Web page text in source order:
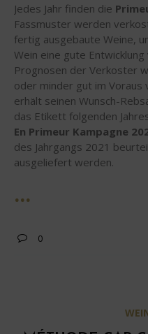
Jedes Jahr finden die
Fassmuster werden
fertig ausgebaute Weine,
Wein eine gute Entwicklung
Prognosen der Verkoster
oder minder gut im Voraus
erhält seinen Wunsch-
das Etikett folgenden
En Primeur Kampagne
des Jahrgangs 2021
ausgeliefert werden.
0